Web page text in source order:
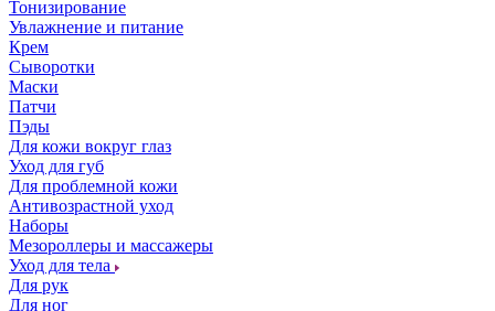
Тонизирование
Увлажнение и питание
Крем
Сыворотки
Маски
Патчи
Пэды
Для кожи вокруг глаз
Уход для губ
Для проблемной кожи
Антивозрастной уход
Наборы
Мезороллеры и массажеры
Уход для тела
Для рук
Для ног